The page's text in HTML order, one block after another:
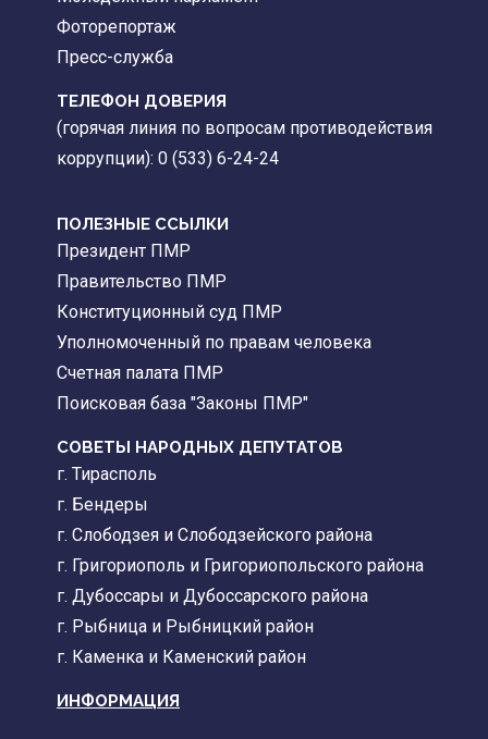
Фоторепортаж
Пресс-служба
ТЕЛЕФОН ДОВЕРИЯ
(горячая линия по вопросам противодействия
коррупции): 0 (533) 6-24-24
ПОЛЕЗНЫЕ ССЫЛКИ
Президент ПМР
Правительство ПМР
Конституционный суд ПМР
Уполномоченный по правам человека
Счетная палата ПМР
Поисковая база "Законы ПМР"
СОВЕТЫ НАРОДНЫХ ДЕПУТАТОВ
г. Тирасполь
г. Бендеры
г. Слободзея и Слободзейского района
г. Григориополь и Григориопольского района
г. Дубоссары и Дубоссарского района
г. Рыбница и Рыбницкий район
г. Каменка и Каменский район
ИНФОРМАЦИЯ